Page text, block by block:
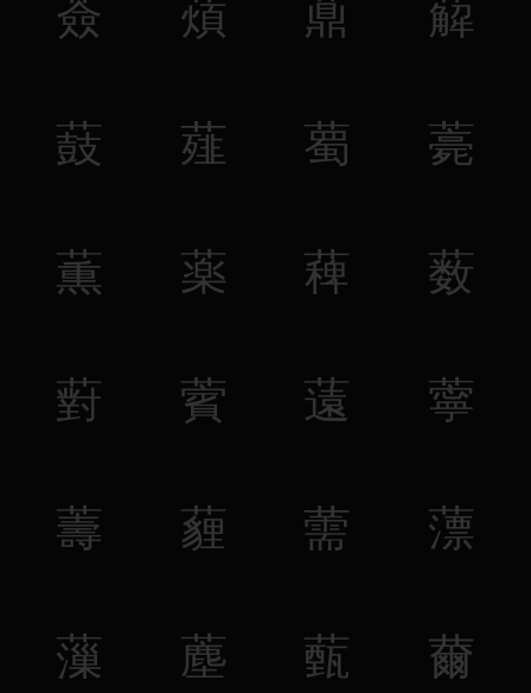
薟 薠 薡 薢
薣 薤 薥 薧
薫 薬 薭 薮
薱 薲 薳 薴
薵 薶 薷 薸
薻 薼 薽 薾